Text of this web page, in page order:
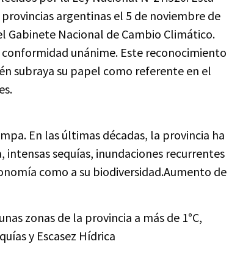
argentinas el 5 de noviembre de
Gabinete Nacional de Cambio Climático.
unánime. Este reconocimiento
subraya su papel como referente en el
En las últimas décadas, la provincia ha
sequías, inundaciones recurrentes
como a su biodiversidad.Aumento de
zonas de la provincia a más de 1°C,
y Escasez Hídrica